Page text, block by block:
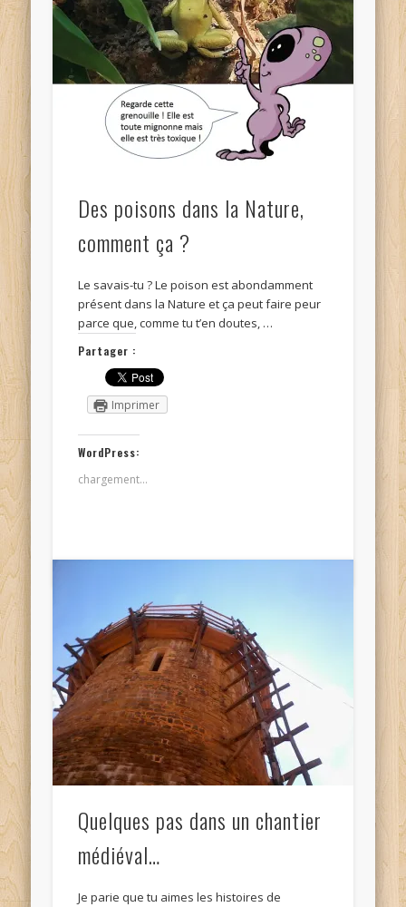
Des poisons dans la Nature,
comment ça ?
Le savais-tu ? Le poison est abondamment
présent dans la Nature et ça peut faire peur
parce que, comme tu t’en doutes, …
Partager :
Imprimer
WordPress:
chargement…
Quelques pas dans un chantier
médiéval…
Je parie que tu aimes les histoires de